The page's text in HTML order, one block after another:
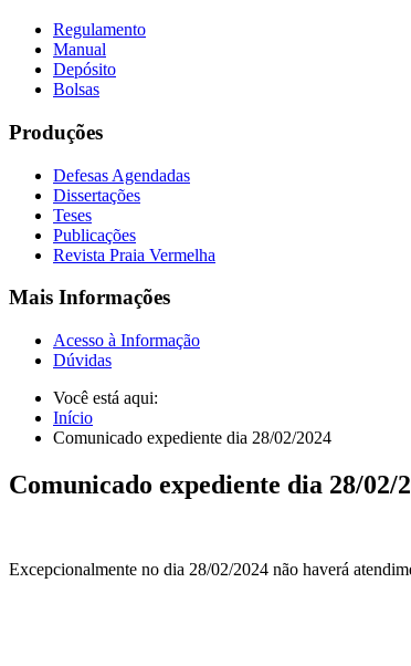
Regulamento
Manual
Depósito
Bolsas
Produções
Defesas Agendadas
Dissertações
Teses
Publicações
Revista Praia Vermelha
Mais Informações
Acesso à Informação
Dúvidas
Você está aqui:
Início
Comunicado expediente dia 28/02/2024
Comunicado expediente dia 28/02/
Excepcionalmente no dia 28/02/2024 não haverá